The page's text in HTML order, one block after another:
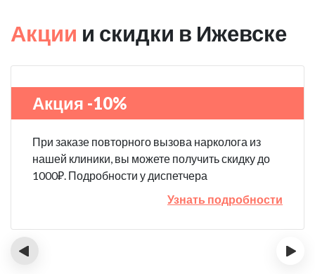
Акции и скидки в Ижевске
Акция -10%
При заказе повторного вызова нарколога из
нашей клиники, вы можете получить скидку до
1000₽. Подробности у диспетчера
Узнать подробности
‹ ›